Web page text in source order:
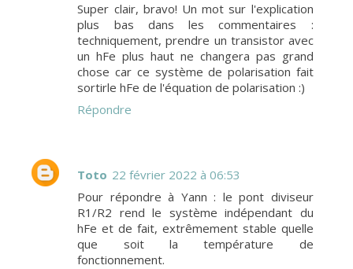
Super clair, bravo! Un mot sur l'explication
plus bas dans les commentaires :
techniquement, prendre un transistor avec
un hFe plus haut ne changera pas grand
chose car ce système de polarisation fait
sortirle hFe de l'équation de polarisation :)
Répondre
Toto 22 février 2022 à 06:53
Pour répondre à Yann : le pont diviseur
R1/R2 rend le système indépendant du
hFe et de fait, extrêmement stable quelle
que soit la température de
fonctionnement.